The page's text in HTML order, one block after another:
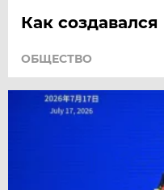
Как
ОБЩЕСТВО